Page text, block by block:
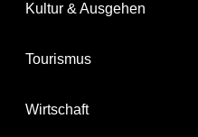
Kultur & Ausgehen
Tourismus
Wirtschaft